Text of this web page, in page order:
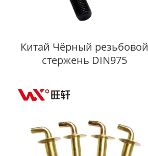
Китай Чёрный резьбовой
стержень DIN975